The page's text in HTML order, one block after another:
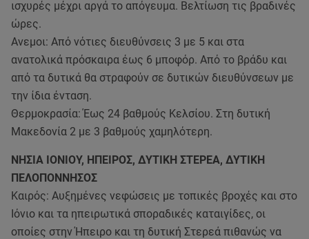
ισχυρές μέχρι αργά το απόγευμα. Βελτίωση τις βραδινές
ώρες.
Ανεμοι: Από νότιες διευθύνσεις 3 με 5 και στα
ανατολικά πρόσκαιρα έως 6 μποφόρ. Από το βράδυ και
από τα δυτικά θα στραφούν σε δυτικών διευθύνσεων με
την ίδια ένταση.
Θερμοκρασία: Έως 24 βαθμούς Κελσίου. Στη δυτική
Μακεδονία 2 με 3 βαθμούς χαμηλότερη.
ΝΗΣΙΑ ΙΟΝΙΟΥ, ΗΠΕΙΡΟΣ, ΔΥΤΙΚΗ ΣΤΕΡΕΑ, ΔΥΤΙΚΗ
ΠΕΛΟΠΟΝΝΗΣΟΣ
Καιρός: Αυξημένες νεφώσεις με τοπικές βροχές και στο
Ιόνιο και τα ηπειρωτικά σποραδικές καταιγίδες, οι
οποίες στην Ήπειρο και τη δυτική Στερεά πιθανώς να